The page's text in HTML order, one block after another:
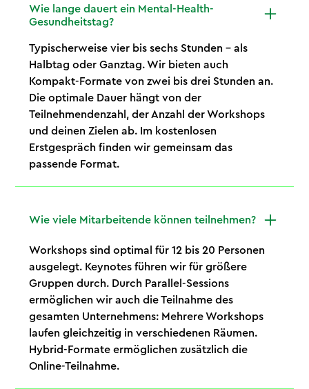
Wie lange dauert ein Mental-Health-
Gesundheitstag?
Typischerweise vier bis sechs Stunden – als
Halbtag oder Ganztag. Wir bieten auch
Kompakt-Formate von zwei bis drei Stunden an.
Die optimale Dauer hängt von der
Teilnehmendenzahl, der Anzahl der Workshops
und deinen Zielen ab. Im kostenlosen
Erstgespräch finden wir gemeinsam das
passende Format.
Wie viele Mitarbeitende können teilnehmen?
Workshops sind optimal für 12 bis 20 Personen
ausgelegt. Keynotes führen wir für größere
Gruppen durch. Durch Parallel-Sessions
ermöglichen wir auch die Teilnahme des
gesamten Unternehmens: Mehrere Workshops
laufen gleichzeitig in verschiedenen Räumen.
Hybrid-Formate ermöglichen zusätzlich die
Online-Teilnahme.